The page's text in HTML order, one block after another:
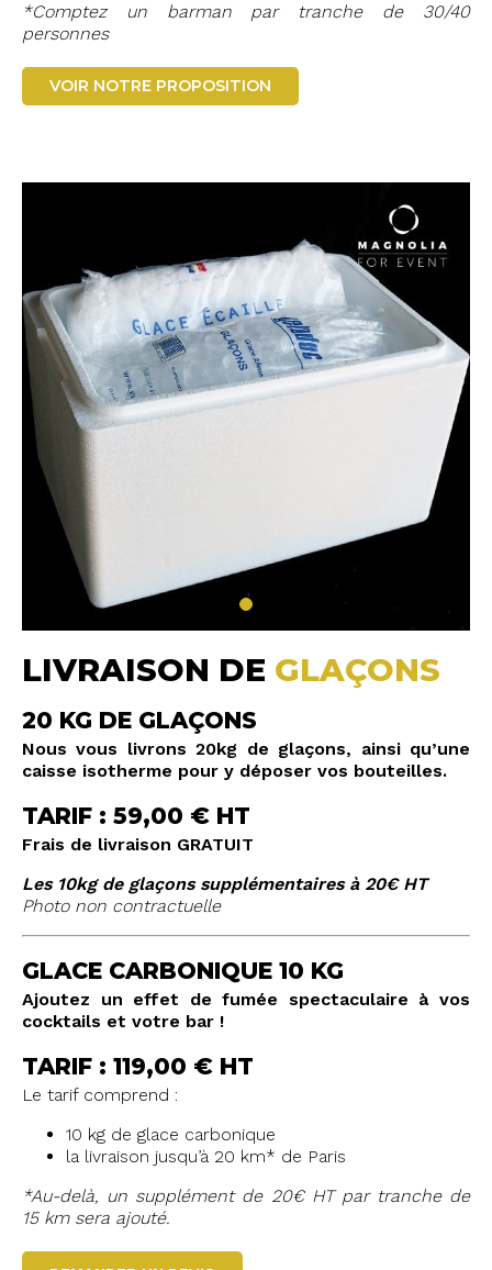
*Comptez un barman par tranche de 30/40
personnes
VOIR NOTRE PROPOSITION
LIVRAISON DE GLAÇONS
20 KG DE GLAÇONS
Nous vous livrons 20kg de glaçons, ainsi qu’une
caisse isotherme pour y déposer vos bouteilles.
TARIF : 59,00 € HT
Frais de livraison GRATUIT
Les 10kg de glaçons supplémentaires à 20€ HT
Photo non contractuelle
GLACE CARBONIQUE 10 KG
Ajoutez un effet de fumée spectaculaire à vos
cocktails et votre bar !
TARIF : 119,00 € HT
Le tarif comprend :
10 kg de glace carbonique
la livraison jusqu’à 20 km* de Paris
*Au-delà, un supplément de 20€ HT par tranche de
15 km sera ajouté.